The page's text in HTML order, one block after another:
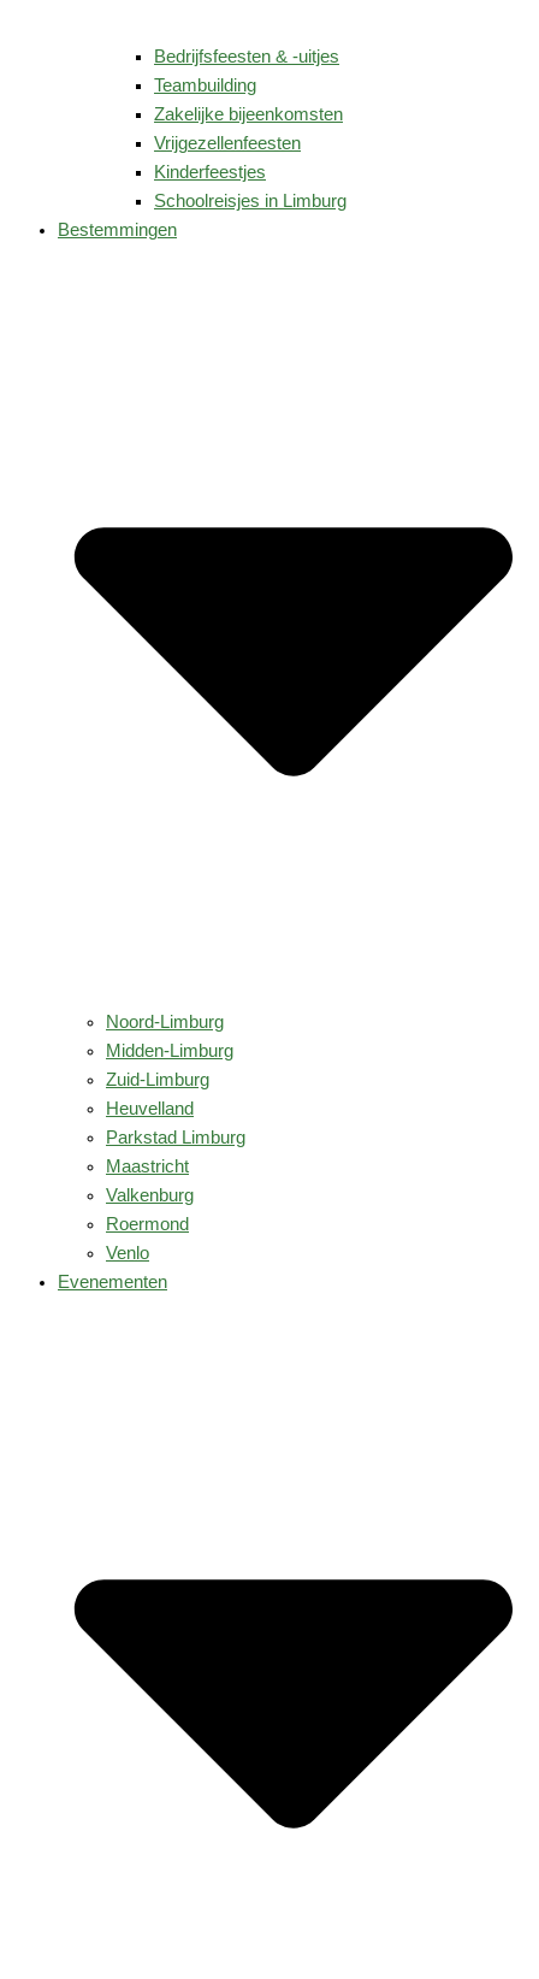
Bedrijfsfeesten & -uitjes
Teambuilding
Zakelijke bijeenkomsten
Vrijgezellenfeesten
Kinderfeestjes
Schoolreisjes in Limburg
Bestemmingen
Noord-Limburg
Midden-Limburg
Zuid-Limburg
Heuvelland
Parkstad Limburg
Maastricht
Valkenburg
Roermond
Venlo
Evenementen